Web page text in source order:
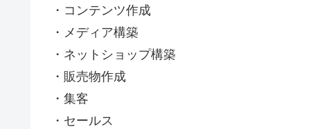
・コンテンツ作成
・メディア構築
・ネットショップ構築
・販売物作成
・集客
・セールス